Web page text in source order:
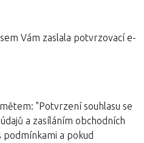
Vám zaslala potvrzovací e-
"Potvrzení souhlasu se
a zasíláním obchodních
podmínkami a pokud